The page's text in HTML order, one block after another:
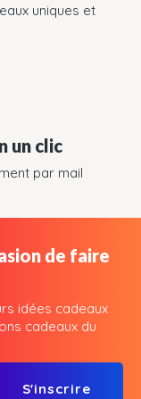
uniques et
un clic
par mail
de faire
idées cadeaux
cadeaux du
S'inscrire